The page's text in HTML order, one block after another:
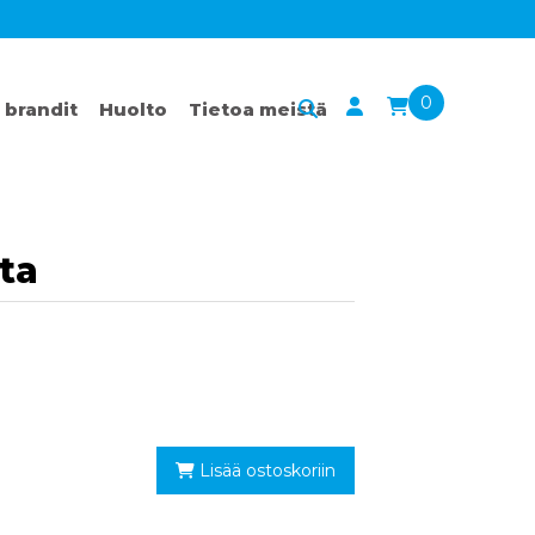
brandit Huolto Tietoa meistä 0
Lisää ostoskoriin